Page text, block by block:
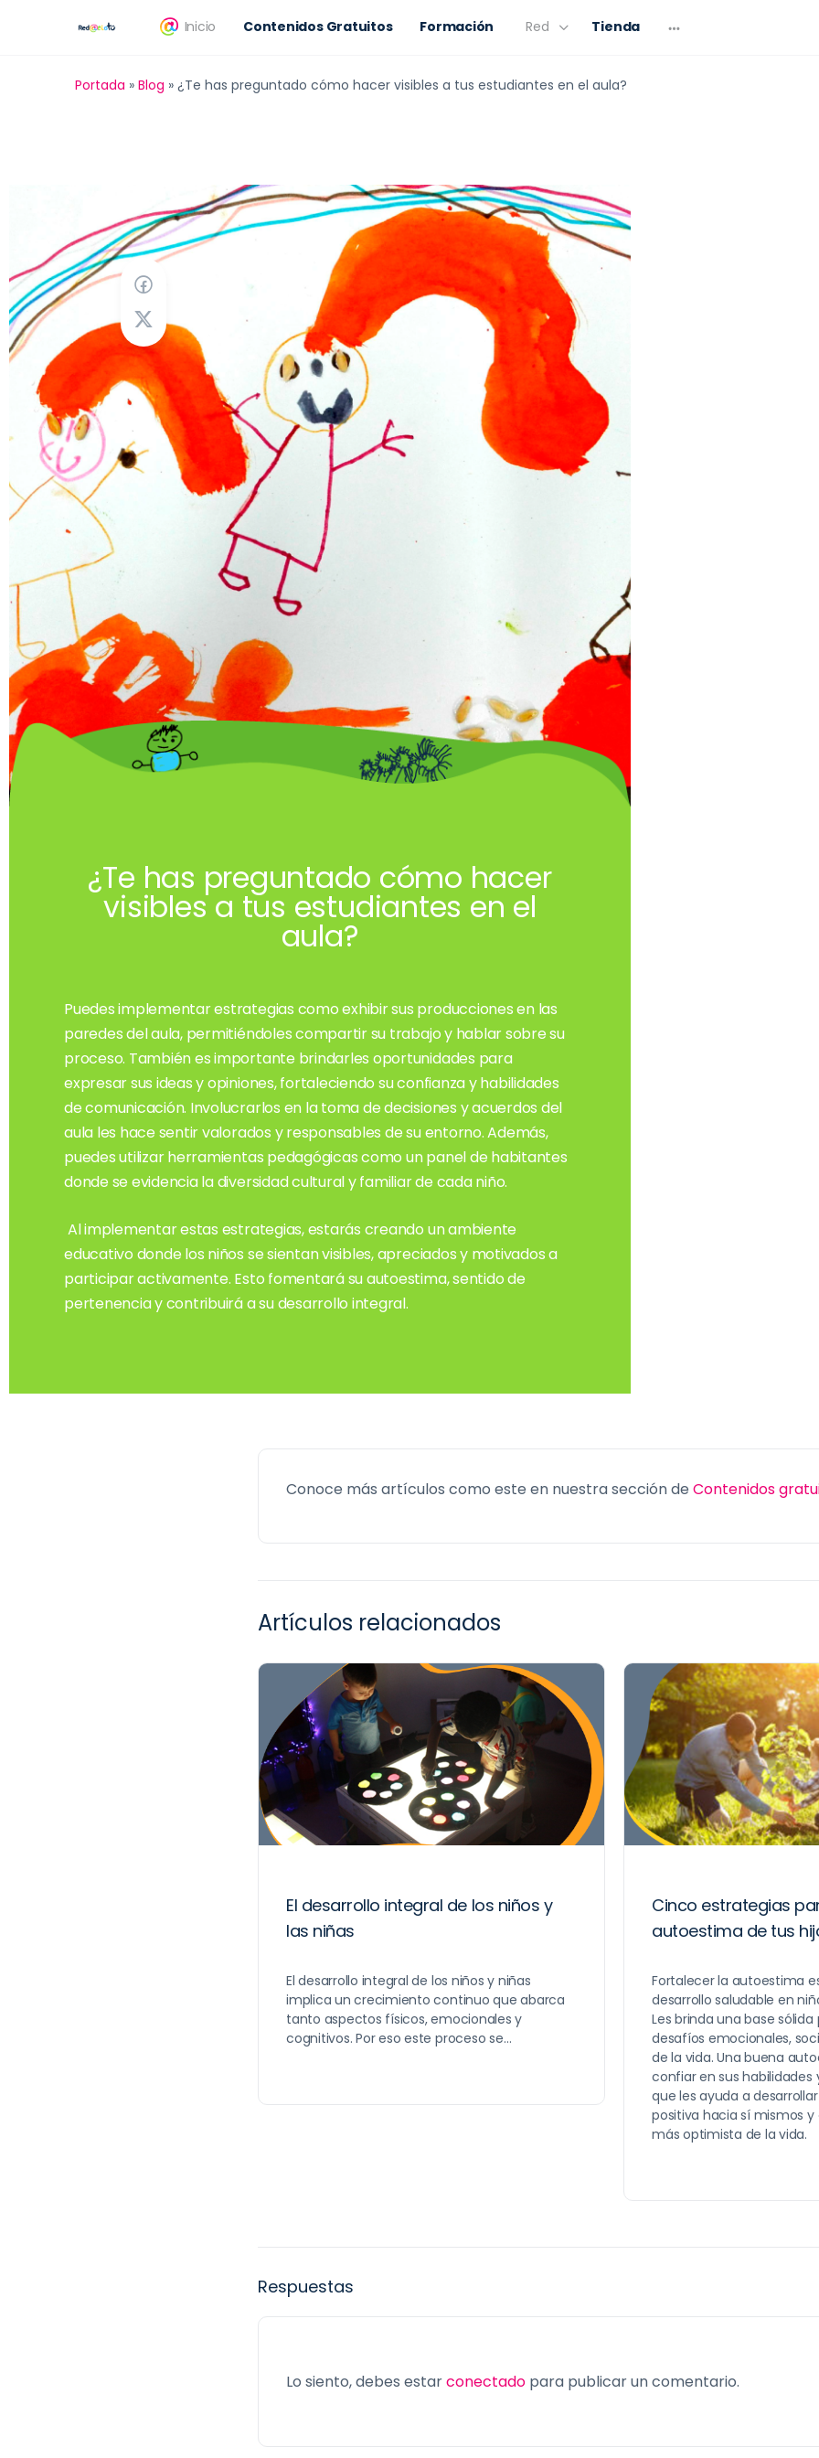
Inicio Contenidos Gratuitos Formación Red Tienda
Portada » Blog » ¿Te has preguntado cómo hacer visibles a tus estudiantes en el aula?
¿Te has preguntado cómo hacer
visibles a tus estudiantes en el
aula?
Puedes implementar estrategias como exhibir sus producciones en las
paredes del aula, permitiéndoles compartir su trabajo y hablar sobre su
proceso. También es importante brindarles oportunidades para
expresar sus ideas y opiniones, fortaleciendo su confianza y habilidades
de comunicación. Involucrarlos en la toma de decisiones y acuerdos del
aula les hace sentir valorados y responsables de su entorno. Además,
puedes utilizar herramientas pedagógicas como un panel de habitantes
donde se evidencia la diversidad cultural y familiar de cada niño.
Al implementar estas estrategias, estarás creando un ambiente
educativo donde los niños se sientan visibles, apreciados y motivados a
participar activamente. Esto fomentará su autoestima, sentido de
pertenencia y contribuirá a su desarrollo integral.
Conoce más artículos como este en nuestra sección de Contenidos
Artículos relacionados
El desarrollo integral de los niños y
las niñas
El desarrollo integral de los niños y niñas
implica un crecimiento continuo que abarca
tanto aspectos físicos, emocionales y
cognitivos. Por eso este proceso se…
Cinco estrategias
autoestima de tus
Fortalecer la autoestima
desarrollo saludable en
Les brinda una base
desafíos emocionales,
de la vida. Una buena
confiar en sus habilidades
que les ayuda a
positiva hacia sí mismos y
más optimista de la vida.
Respuestas
Lo siento, debes estarconectado para publicar un comentario.